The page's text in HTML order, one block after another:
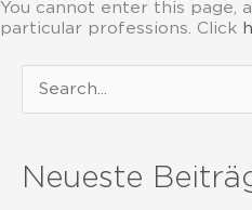
You cannot enter this page,
particular professions. Click
u
Neueste